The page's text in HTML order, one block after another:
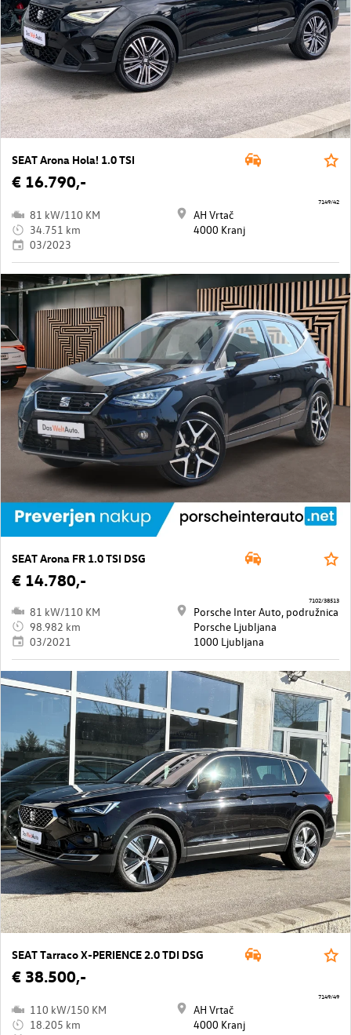
SEAT Arona Hola! 1.0 TSI
€ 16.790,-
81 kW/110 KM
34.751 km
03/2023
AH Vrtač
4000 Kranj
7149/42
SEAT Arona FR 1.0 TSI DSG
€ 14.780,-
81 kW/110 KM
98.982 km
03/2021
Porsche Inter Auto, podružnica
Porsche Ljubljana
1000 Ljubljana
7102/38513
SEAT Tarraco X-PERIENCE 2.0 TDI DSG
€ 38.500,-
110 kW/150 KM
18.205 km
AH Vrtač
4000 Kranj
7149/49